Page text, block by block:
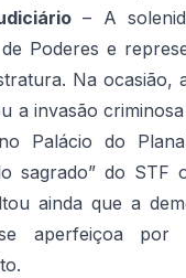
– A
Poderes e
Na ocasião,
a invasão
Palácio do
sagrado” do STF
ainda que a
aperfeiçoa